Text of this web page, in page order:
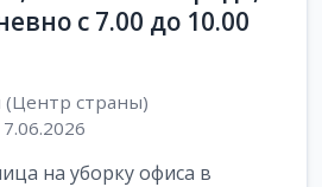
с 7.00 до 10.00
(Центр страны)
на уборку офиса в